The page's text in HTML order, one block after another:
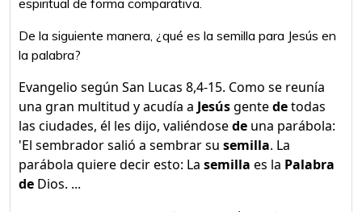
espiritual de forma comparativa.
De la siguiente manera, ¿qué es la semilla para Jesús en
la palabra?
Evangelio según San Lucas 8,4-15. Como se reunía
una gran multitud y acudía a Jesúsgentedetodas
las ciudades, él les dijo, valiéndosede una parábola:
'El sembrador salió a sembrar su semilla. La
parábola quiere decir esto: La semilla es la Palabra
de Dios. ...